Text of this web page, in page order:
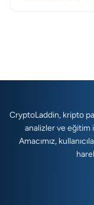
CryptoLaddin, kripto
analizler ve eğitim
Amacımız,